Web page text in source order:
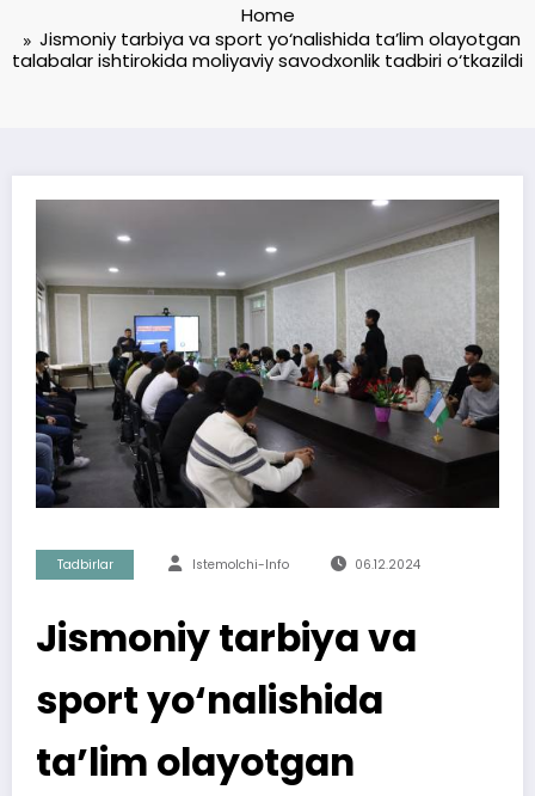
Home
Jismoniy tarbiya va sport yo‘nalishida ta’lim olayotgan
talabalar ishtirokida moliyaviy savodxonlik tadbiri o‘tkazildi
Tadbirlar Istemolchi-Info 06.12.2024
Jismoniy tarbiya va
sport yo‘nalishida
ta’lim olayotgan